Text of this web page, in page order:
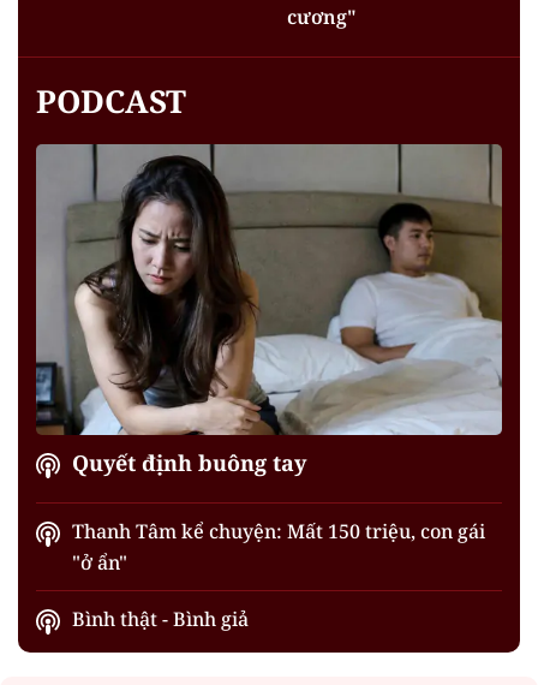
cương"
PODCAST
Quyết định buông tay
Thanh Tâm kể chuyện: Mất 150 triệu, con gái
"ở ẩn"
Bình thật - Bình giả